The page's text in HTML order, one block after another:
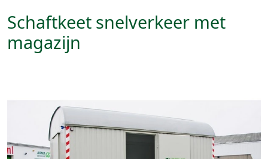
Schaftkeet snelverkeer met
magazijn